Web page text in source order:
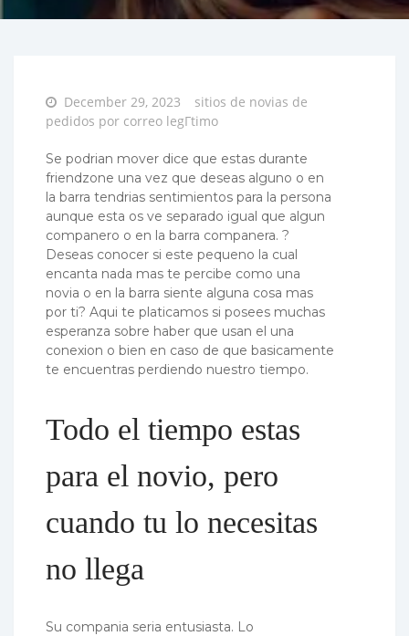
Posted
on
December 29, 2023
sitios de novias de
pedidos por correo legГ­timo
Se podri­an mover dice que estas durante
friendzone una vez que deseas alguno o en
la barra tendri­as sentimientos para la persona
aunque esta os ve separado igual que algun
companero o en la barra companera. ?
Deseas conocer si este pequeno la cual
encanta nada mas te percibe como una
novia o en la barra siente alguna cosa mas
por ti? Aqui te platicamos si posees muchas
esperanza sobre haber que usan el una
conexion o bien en caso de que basicamente
te encuentras perdiendo nuestro tiempo.
Todo el tiempo estas
para el novio, pero
cuando tu lo necesitas
no llega
Su compania seri­a entusiasta. Lo